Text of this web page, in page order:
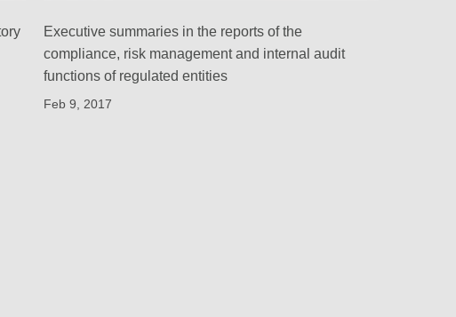
Executive summaries in the reports of the
compliance, risk management and internal audit
functions of regulated entities
Feb 9, 2017